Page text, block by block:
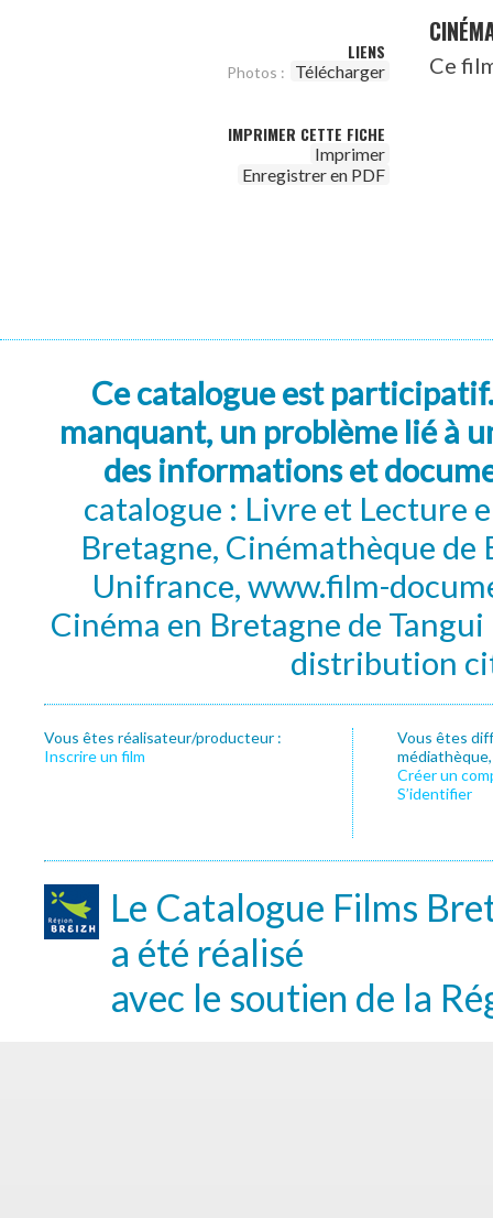
LIENS
Photos : Télécharger
IMPRIMER CETTE FICHE
Imprimer
Enregistrer en PDF
Ce
Ce catalogue est
manquant, un problème lié à
des informations et
catalogue : Livre et Lecture
Bretagne, Cinémathèque de
Unifrance, www.film-
Cinéma en Bretagne de
distribution
Vous êtes réalisateur/producteur :
Inscrire un film
Vous êtes
Créer un
S’identifier
Le Catalogue Films
a été réalisé
avec le soutien de la